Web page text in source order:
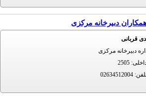
دبیرخانه مرکزی
قربانی
دبیرخانه مرکزی
:
2505
:
02634512004